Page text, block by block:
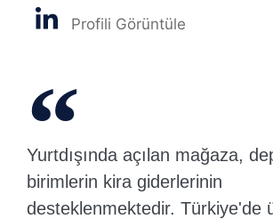
Profili Görüntüle
Yurtdışında açılan mağaza,
birimlerin kira giderlerinin
desteklenmektedir. Türkiye'de